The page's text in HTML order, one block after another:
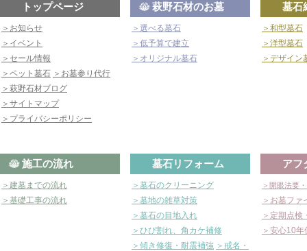
トップページ
＞お知らせ
＞イベント
＞セール情報
＞ペット墓石 ＞お墓参り代行
＞萩野石材ブログ
＞サイトマップ
＞プライバシーポリシー
萩野石材のお墓
＞選べる墓石
＞低予算で建立
＞オリジナル墓石
墓石
＞和型墓石
＞洋型墓石
＞デザイン
施工の流れ
＞建墓までの流れ
＞基礎工事の流れ
墓石リフォーム
＞墓石のクリーニング
＞墓地の雑草対策
＞墓石の目地入れ
＞ひび割れ、角カケ補修
＞傾き修復・耐震補強 ＞戒名・
アフ
＞開眼法要
＞お墓ファ
＞定期点検
＞安心10年